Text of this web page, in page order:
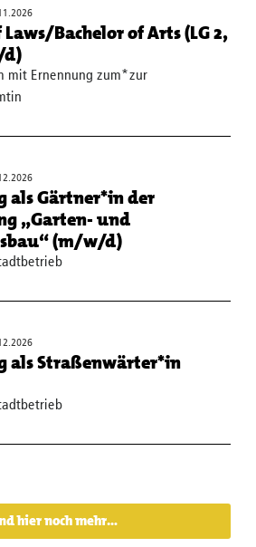
Bachelor of Arts (LG 2,
d)
mit Ernennung zum*zur
als Gärtner*in der
„Garten- und
(m/w/d)
als Straßenwärter*in
hier noch mehr…